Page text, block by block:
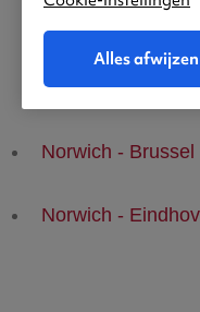
Populaire
Norwich - Brussel
Norwich -
Alles afwijzen